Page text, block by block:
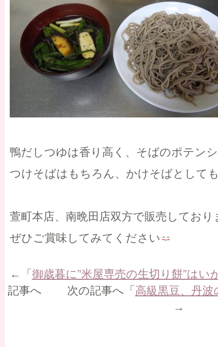
鴨だしつゆは香り高く、そばのポテン
つけそばはもちろん、かけそばとして
萱町本店、南晩田店双方で販売しており
ぜひご賞味してみてください
←「 御歳暮に”米屋専売の生切り餅”はい
記事へ 次の記事へ「 高級黒豆、丹
→